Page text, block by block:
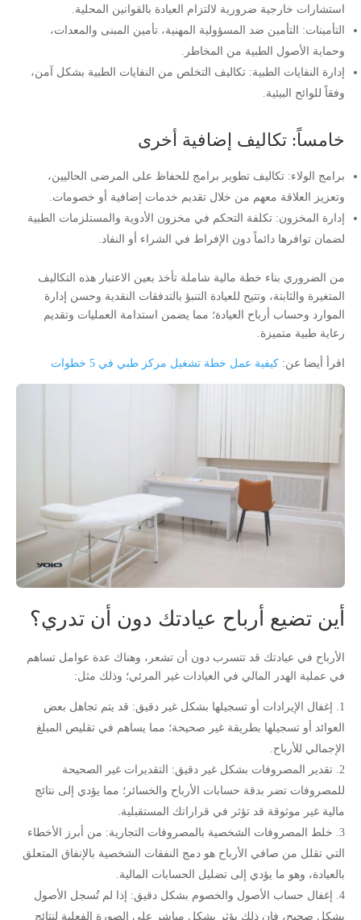
استشارات خارجية ضرورية لالتزام العيادة بالقوانين المحلية.
التأمينات: التأمين ضد المسؤولية المهنية، تأمين المبنى والمعدات،
وحماية الأصول الطبية من المخاطر.
إدارة النفايات الطبية: تكاليف التخلص من النفايات الطبية بشكل آمن،
وفقاً للوائح البيئية.
خامساً: تكاليف إضافية أخرى
برامج الولاء: تكاليف تطوير برامج للحفاظ على المرضى الحاليين،
وتعزيز العلاقة معهم من خلال تقديم خدمات إضافية أو خصومات.
إدارة المخزون: تكلفة التحكم في مخزون الأدوية والمستلزمات الطبية
لضمان توافرها دائماً دون الإفراط في الشراء أو النفاد.
من الضروري بناء خطة مالية شاملة تأخذ بعين الاعتبار هذه التكاليف
المتغيرة والثابتة، وتتيح للعيادة التنبؤ بالتدفقات النقدية وحسن إدارة
الموارد وحساب أرباح العيادة؛ مما يضمن استدامة العمليات وتقديم
رعاية طبية متميزة.
اقرأ أيضا عن: كيفية عمل خطة تشغيل مركز طبي في 5 خطوات
أين تضيع أرباح عيادتك دون أن تدري؟
الأرباح في عيادتك قد تتسرب دون أن تشعر، وهناك عدة عوامل تساهم
في عملية الهدر المالي في العيادات غير المرئي؛ وذلك مثل:
إغفال الإيرادات أو تسجيلها بشكل غير دقيق: قد يتم تجاهل بعض
العوائد أو تسجيلها بطريقة غير صحيحة؛ مما يساهم في تقليص المبلغ
الإجمالي للأرباح.
تقدير المصروفات بشكل غير دقيق: التقديرات غير الصحيحة
للمصروفات تضر بدقة حسابات الأرباح والخسائر؛ مما يؤدي إلى نتائج
مالية غير موثوقة قد تؤثر في قراراتك المستقبلية.
خلط المصروفات الشخصية بالمصروفات التجارية: من أبرز الأخطاء
التي تقلل من صافي الأرباح هو دمج النفقات الشخصية بالإنفاق المتعلق
بالعيادة، وهو ما يؤدي إلى تضليل الحسابات المالية.
إغفال حساب الأصول والخصوم بشكل دقيق: إذا لم تُسجل الأصول
بشكل صحيح، فإن ذلك يؤثر بشكل مباشر على الصورة الفعلية لنتائج